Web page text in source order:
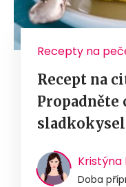
Recepty na
Recept na
Propadněte
Doba